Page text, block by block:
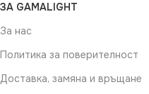
ЗА GAMALIGHT
За нас
Политика за поверителност
Доставка, замяна и връщане